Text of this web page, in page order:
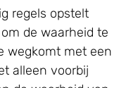
regels opstelt
de waarheid te
wegkomt met een
alleen voorbij